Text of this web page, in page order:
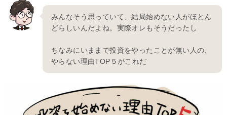
みんなそう思っていて、結局始めない人がほとん
どらしいんだよね。実際オレもそうだったし
ちなみにいままで投資をやったことが無い人の、
やらない理由TOP５がこれだ